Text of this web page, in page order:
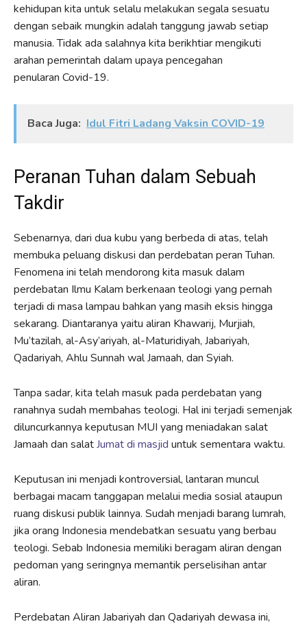
kehidupan kita untuk selalu melakukan segala sesuatu
dengan sebaik mungkin adalah tanggung jawab setiap
manusia. Tidak ada salahnya kita berikhtiar mengikuti
arahan pemerintah dalam upaya pencegahan
penularan Covid-19.
Baca Juga: Idul Fitri Ladang Vaksin COVID-19
Peranan Tuhan dalam Sebuah
Takdir
Sebenarnya, dari dua kubu yang berbeda di atas, telah
membuka peluang diskusi dan perdebatan peran Tuhan.
Fenomena ini telah mendorong kita masuk dalam
perdebatan Ilmu Kalam berkenaan teologi yang pernah
terjadi di masa lampau bahkan yang masih eksis hingga
sekarang. Diantaranya yaitu aliran Khawarij, Murjiah,
Mu’tazilah, al-Asy’ariyah, al-Maturidiyah, Jabariyah,
Qadariyah, Ahlu Sunnah wal Jamaah, dan Syiah.
Tanpa sadar, kita telah masuk pada perdebatan yang
ranahnya sudah membahas teologi. Hal ini terjadi semenjak
diluncurkannya keputusan MUI yang meniadakan salat
Jamaah dan salatJumat di masjid untuk sementara waktu.
Keputusan ini menjadi kontroversial, lantaran muncul
berbagai macam tanggapan melalui media sosial ataupun
ruang diskusi publik lainnya. Sudah menjadi barang lumrah,
jika orang Indonesia mendebatkan sesuatu yang berbau
teologi. Sebab Indonesia memiliki beragam aliran dengan
pedoman yang seringnya memantik perselisihan antar
aliran.
Perdebatan Aliran Jabariyah dan Qadariyah dewasa ini,